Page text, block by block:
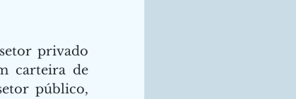
privado
carteira de
público,